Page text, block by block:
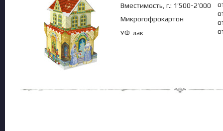
Вместимость, г.: 1’500-2’000
Микрогофрокартон
УФ-лак